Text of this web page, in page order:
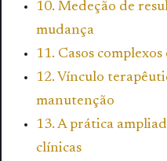
10. Medeção de
mudança
11. Casos
12. Vínculo
manutenção
13. A prática
clínicas